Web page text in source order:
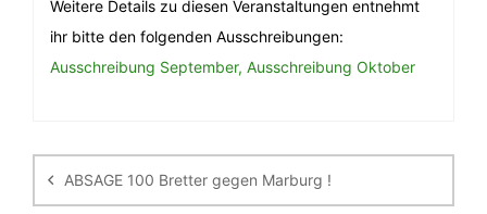
Weitere Details zu diesen Veranstaltungen entnehmt
ihr bitte den folgenden Ausschreibungen:
Ausschreibung September, Ausschreibung Oktober
ABSAGE 100 Bretter gegen Marburg !